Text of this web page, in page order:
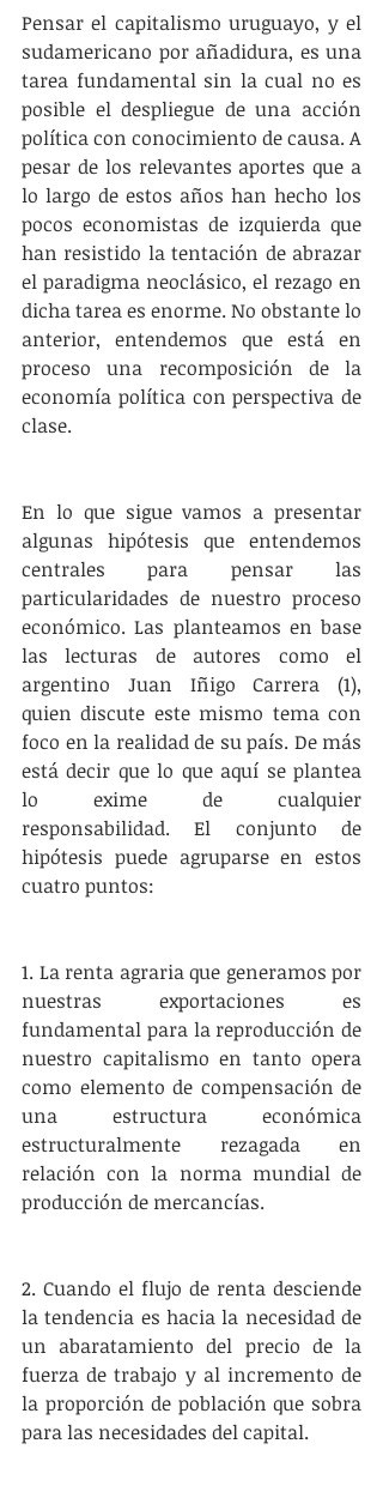
Pensar el capitalismo uruguayo, y el
sudamericano por añadidura, es una
tarea fundamental sin la cual no es
posible el despliegue de una acción
política con conocimiento de causa. A
pesar de los relevantes aportes que a
lo largo de estos años han hecho los
pocos economistas de izquierda que
han resistido la tentación de abrazar
el paradigma neoclásico, el rezago en
dicha tarea es enorme. No obstante lo
anterior, entendemos que está en
proceso una recomposición de la
economía política con perspectiva de
clase.
En lo que sigue vamos a presentar
algunas hipótesis que entendemos
centrales para pensar las
particularidades de nuestro proceso
económico. Las planteamos en base
las lecturas de autores como el
argentino Juan Iñigo Carrera (1),
quien discute este mismo tema con
foco en la realidad de su país. De más
está decir que lo que aquí se plantea
lo exime de cualquier
responsabilidad. El conjunto de
hipótesis puede agruparse en estos
cuatro puntos:
1. La renta agraria que generamos por
nuestras exportaciones es
fundamental para la reproducción de
nuestro capitalismo en tanto opera
como elemento de compensación de
una estructura económica
estructuralmente rezagada en
relación con la norma mundial de
producción de mercancías.
2. Cuando el flujo de renta desciende
la tendencia es hacia la necesidad de
un abaratamiento del precio de la
fuerza de trabajo y al incremento de
la proporción de población que sobra
para las necesidades del capital.